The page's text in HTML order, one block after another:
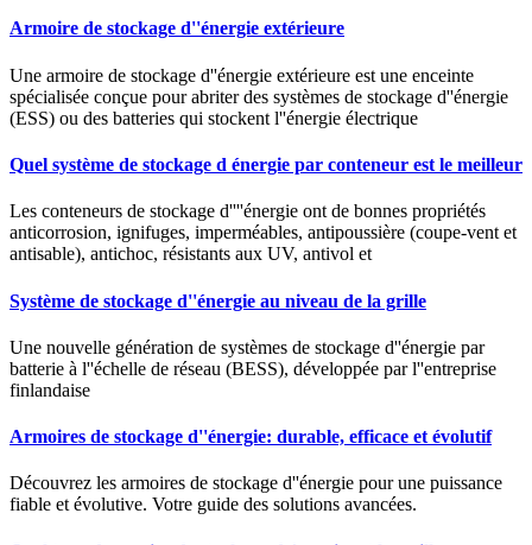
Armoire de stockage d''énergie extérieure
Une armoire de stockage d''énergie extérieure est une enceinte
spécialisée conçue pour abriter des systèmes de stockage d''énergie
(ESS) ou des batteries qui stockent l''énergie électrique
Quel système de stockage d énergie par conteneur est le meilleur
Les conteneurs de stockage d''''énergie ont de bonnes propriétés
anticorrosion, ignifuges, imperméables, antipoussière (coupe-vent et
antisable), antichoc, résistants aux UV, antivol et
Système de stockage d''énergie au niveau de la grille
Une nouvelle génération de systèmes de stockage d''énergie par
batterie à l''échelle de réseau (BESS), développée par l''entreprise
finlandaise
Armoires de stockage d''énergie: durable, efficace et évolutif
Découvrez les armoires de stockage d''énergie pour une puissance
fiable et évolutive. Votre guide des solutions avancées.